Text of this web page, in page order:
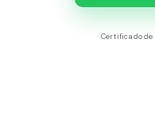
Certificado de